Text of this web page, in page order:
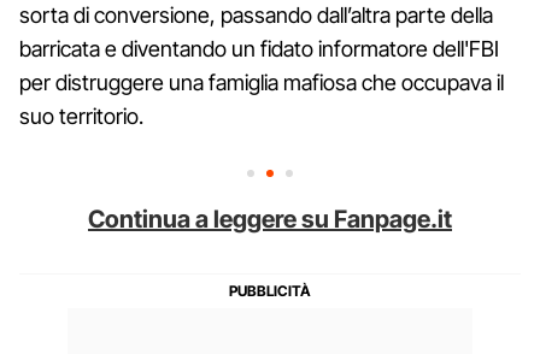
sorta di conversione, passando dall’altra parte della
barricata e diventando un fidato informatore dell'FBI
per distruggere una famiglia mafiosa che occupava il
suo territorio.
Continua a leggere su Fanpage.it